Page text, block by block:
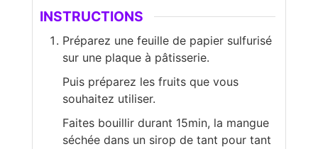
INSTRUCTIONS
Préparez une feuille de papier sulfurisé
sur une plaque à pâtisserie.
Puis préparez les fruits que vous
souhaitez utiliser.
Faites bouillir durant 15min, la mangue
séchée dans un sirop de tant pour tant